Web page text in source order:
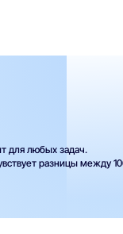
для любых задач.
разницы между